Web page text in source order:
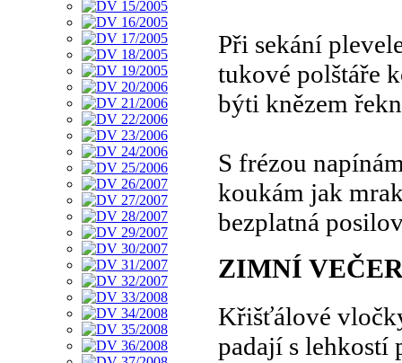
Při sekání
tukové polštáře
býti knězem
S frézou
koukám jak
bezplatná
ZIMNÍ
Křišťálové
padají s lehkostí